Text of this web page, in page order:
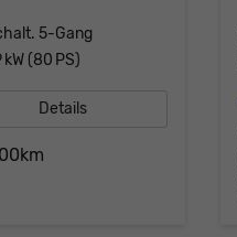
5-Gang
kW (80 PS)
Details